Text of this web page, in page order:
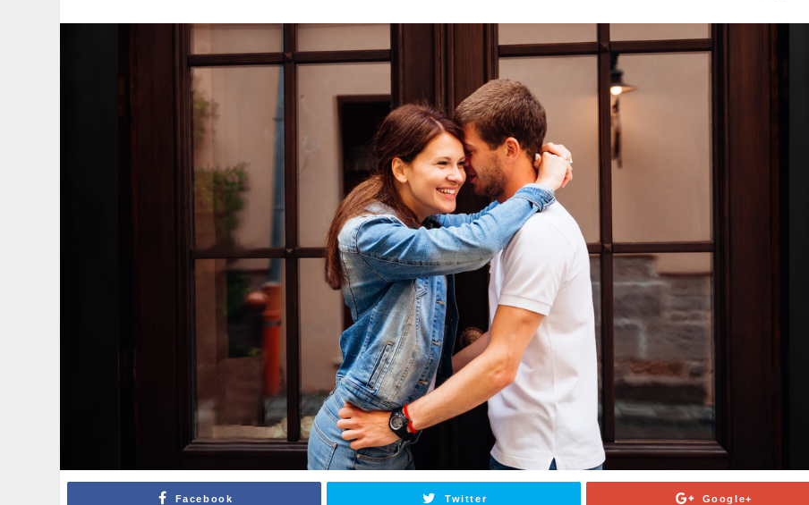
Facebook Twitter Google+